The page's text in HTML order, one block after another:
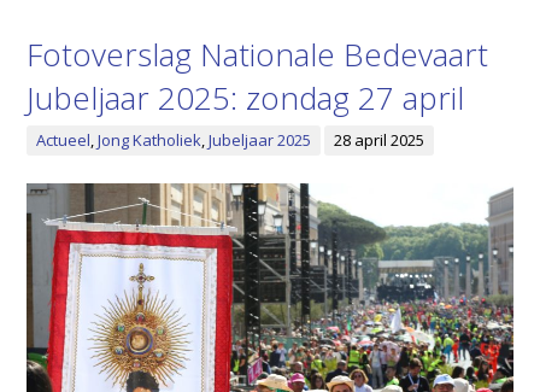
Fotoverslag Nationale Bedevaart
Jubeljaar 2025: zondag 27 april
Actueel,Jong Katholiek,Jubeljaar 2025 28 april 2025